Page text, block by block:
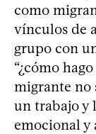
como
vínculos de
grupo con
“¿cómo
migrante no
un trabajo y
emocional y